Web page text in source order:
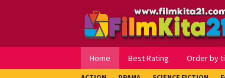
Home Best Rating Order by